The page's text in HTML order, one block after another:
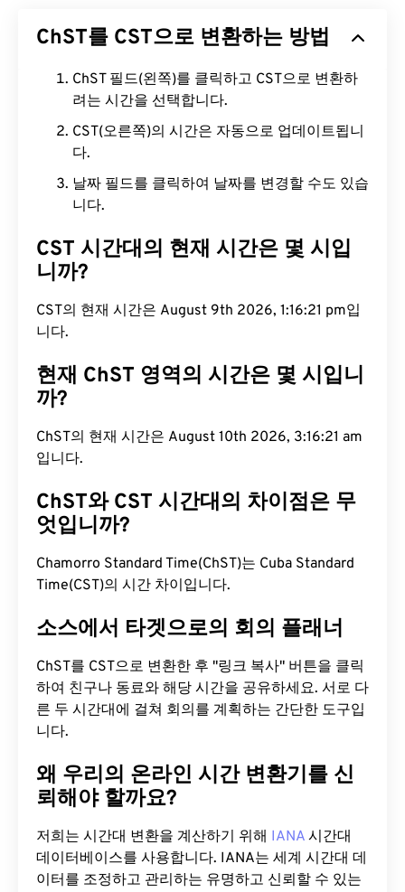
ChST를 CST으로 변환하는 방법
ChST 필드(왼쪽)를 클릭하고 CST으로 변환하
려는 시간을 선택합니다.
CST(오른쪽)의 시간은 자동으로 업데이트됩니
다.
날짜 필드를 클릭하여 날짜를 변경할 수도 있습
니다.
CST 시간대의 현재 시간은 몇 시입
니까?
CST의 현재 시간은 August 9th 2026, 1:16:22 pm입
니다.
현재 ChST 영역의 시간은 몇 시입니
까?
ChST의 현재 시간은 August 10th 2026, 3:16:22 am
입니다.
ChST와 CST 시간대의 차이점은 무
엇입니까?
Chamorro Standard Time(ChST)는 Cuba Standard
Time(CST)의 시간 차이입니다.
소스에서 타겟으로의 회의 플래너
ChST를 CST으로 변환한 후 "링크 복사" 버튼을 클릭
하여 친구나 동료와 해당 시간을 공유하세요. 서로 다
른 두 시간대에 걸쳐 회의를 계획하는 간단한 도구입
니다.
왜 우리의 온라인 시간 변환기를 신
뢰해야 할까요?
저희는 시간대 변환을 계산하기 위해 IANA 시간대
데이터베이스를 사용합니다. IANA는 세계 시간대 데
이터를 조정하고 관리하는 유명하고 신뢰할 수 있는